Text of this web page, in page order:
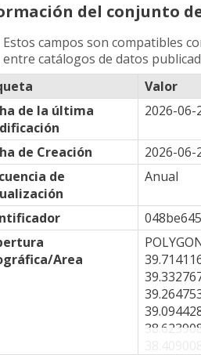
del conjunto
Estos campos son compatibles
entre catálogos de datos
Valor
de la última
2026-06-
de Creación
2026-06-
de
Anual
Area